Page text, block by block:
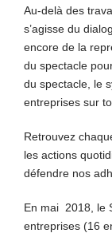
Au-delà des
s’agisse du
encore de la
du spectacle
du spectacle, le
entreprises sur
Retrouvez
les actions
défendre nos
En mai 2018, le
entreprises (16